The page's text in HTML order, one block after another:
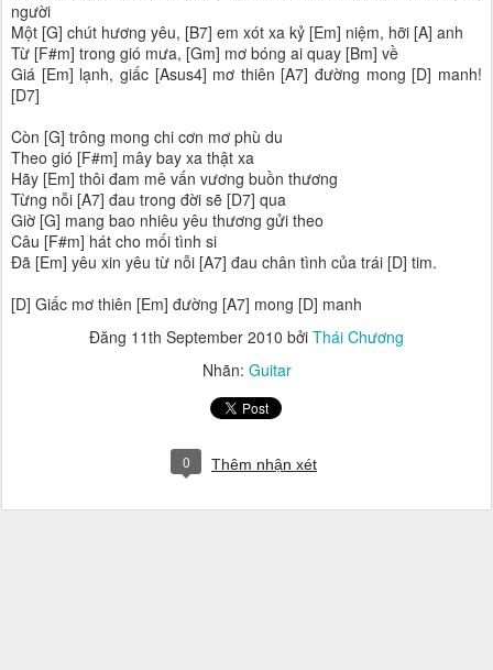
người
Một [G] chút hương yêu, [B7] em xót xa kỷ [Em] niệm, hỡi [A] anh
Từ [F#m] trong gió mưa, [Gm] mơ bóng ai quay [Bm] về
Giá [Em] lạnh, giấc [Asus4] mơ thiên [A7] đường mong [D] manh!
[D7]
Còn [G] trông mong chi cơn mơ phù du
Theo gió [F#m] mây bay xa thật xa
Hãy [Em] thôi đam mê vấn vương buồn thương
Từng nỗi [A7] đau trong đời sẽ [D7] qua
Giờ [G] mang bao nhiêu yêu thương gửi theo
Câu [F#m] hát cho mối tình si
Đã [Em] yêu xin yêu từ nỗi [A7] đau chân tình của trái [D] tim.
[D] Giấc mơ thiên [Em] đường [A7] mong [D] manh
Đăng 11th September 2010 bởi Thái Chương
Nhãn: Guitar
0 Thêm nhận xét